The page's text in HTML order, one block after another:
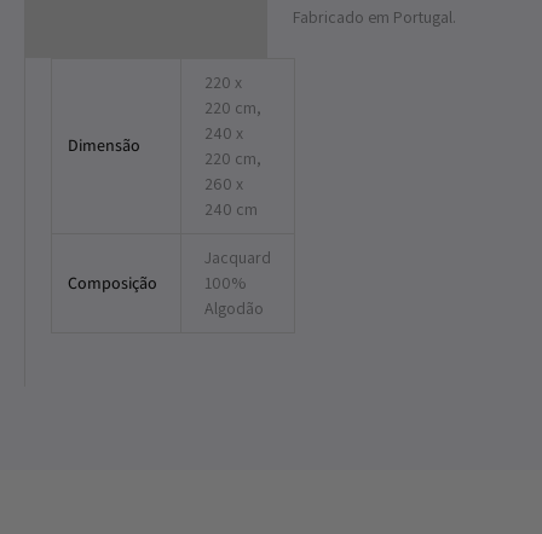
Fabricado em Portugal.
Dimensão
220 x
220 cm,
240 x
220 cm,
260 x
240 cm
Composição
Jacquard
100%
Algodão